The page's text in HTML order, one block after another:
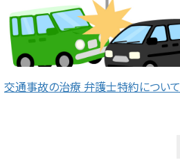
交通事故の治療 弁護士特約について